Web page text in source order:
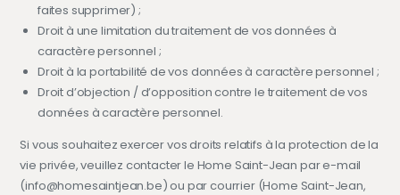
faites supprimer) ;
Droit à une limitation du traitement de vos données à
caractère personnel ;
Droit à la portabilité de vos données à caractère personnel ;
Droit d’objection / d’opposition contre le traitement de vos
données à caractère personnel.
Si vous souhaitez exercer vos droits relatifs à la protection de la
vie privée, veuillez contacter le Home Saint-Jean par e-mail
(info@homesaintjean.be) ou par courrier (Home Saint-Jean,